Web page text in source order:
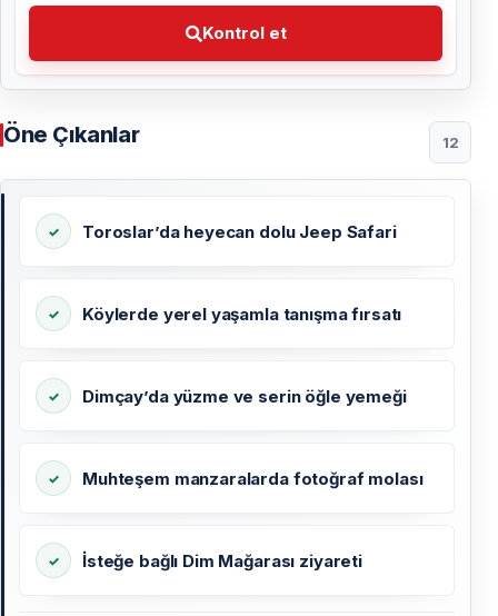
Kontrol et
Kontrol et Tercih ettiğiniz tarihi seçin
Öne Çıkanlar 12
Toroslar’da heyecan dolu Jeep Safari
Köylerde yerel yaşamla tanışma fırsatı
Dimçay’da yüzme ve serin öğle yemeği
Muhteşem manzaralarda fotoğraf molası
İsteğe bağlı Dim Mağarası ziyareti